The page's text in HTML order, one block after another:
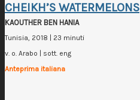
CHEIKH’S WATERMELONS
KAOUTHER BEN HANIA
Tunisia, 2018 | 23 minuti
v. o. Arabo | sott. eng
Anteprima italiana